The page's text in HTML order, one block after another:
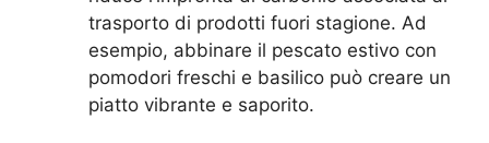
trasporto di prodotti fuori stagione. Ad
esempio, abbinare il pescato estivo con
pomodori freschi e basilico può creare un
piatto vibrante e saporito.